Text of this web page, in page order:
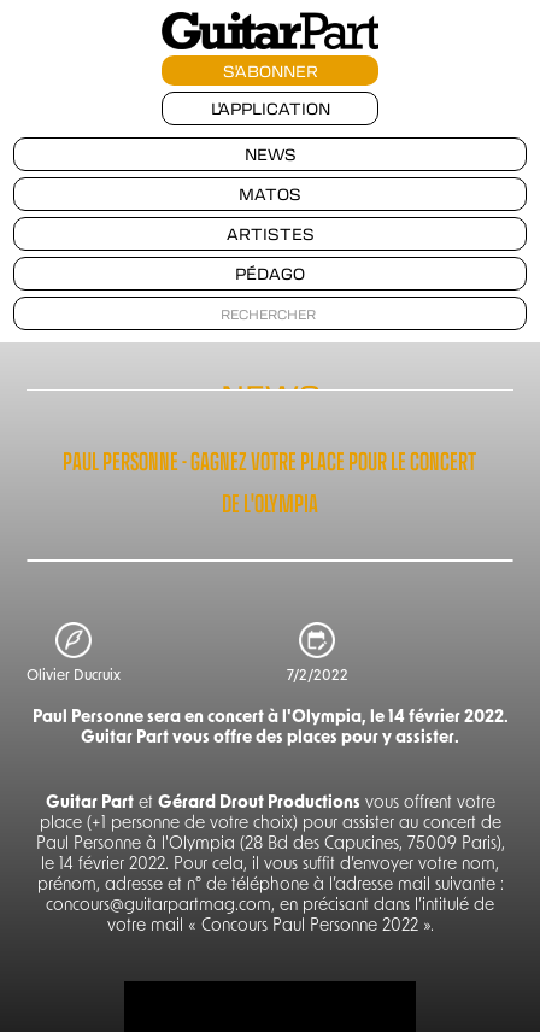
S'ABONNER
L'APPLICATION
NEWS
MATOS
ARTISTES
PÉDAGO
NEWS
PAUL PERSONNE - GAGNEZ VOTRE PLACE POUR LE CONCERT
DE L'OLYMPIA
Olivier Ducruix 7/2/2022
Paul Personne sera en concert à l'Olympia, le 14 février 2022.
Guitar Part vous offre des places pour y assister.
Guitar Partet Gérard Drout Productions vous offrent votre
place (+1 personne de votre choix) pour assister au concert de
Paul Personne à l'Olympia (28 Bd des Capucines, 75009 Paris),
le 14 février 2022. Pour cela, il vous suffit d’envoyer votre nom,
prénom, adresse et n° de téléphone à l’adresse mail suivante :
concours@guitarpartmag.com, en précisant dans l’intitulé de
votre mail « Concours Paul Personne 2022 ».